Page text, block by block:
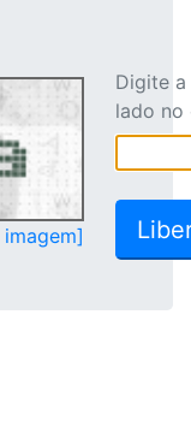
Digite
lado no